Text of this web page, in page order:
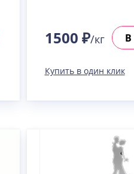
1500 ₽/кг В
Купить в один клик